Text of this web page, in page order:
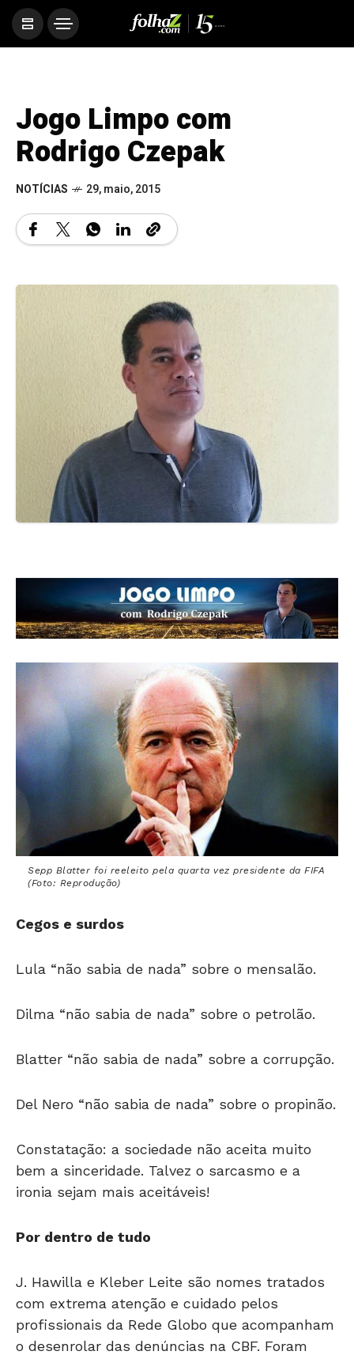
Jogo Limpo com
Rodrigo Czepak
NOTÍCIAS 29, maio, 2015
Sepp Blatter foi reeleito pela quarta vez presidente da FIFA
(Foto: Reprodução)
Cegos e surdos
Lula “não sabia de nada” sobre o mensalão.
Dilma “não sabia de nada” sobre o petrolão.
Blatter “não sabia de nada” sobre a corrupção.
Del Nero “não sabia de nada” sobre o propinão.
Constatação: a sociedade não aceita muito
bem a sinceridade. Talvez o sarcasmo e a
ironia sejam mais aceitáveis!
Por dentro de tudo
J. Hawilla e Kleber Leite são nomes tratados
com extrema atenção e cuidado pelos
profissionais da Rede Globo que acompanham
o desenrolar das denúncias na CBF. Foram